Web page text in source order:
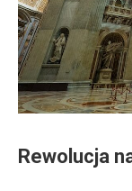
Rewolucja